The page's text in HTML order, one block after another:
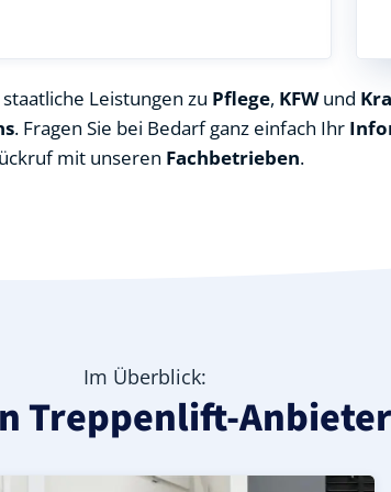
Leistungen zu Pflege, KFWund
. Fragen Sie bei Bedarf ganz einfach Ihr
mit unseren Fachbetrieben.
Im Überblick: